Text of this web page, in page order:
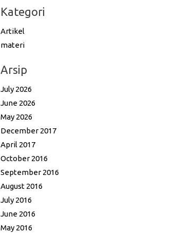
Kategori
Artikel
materi
Arsip
July 2026
June 2026
May 2026
December 2017
April 2017
October 2016
September 2016
August 2016
July 2016
June 2016
May 2016